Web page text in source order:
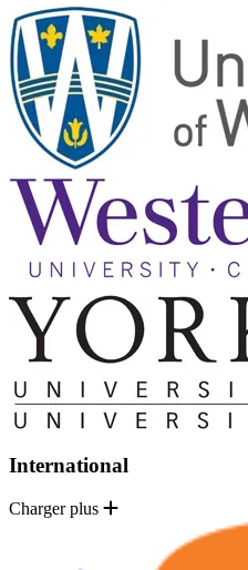
International
Charger plus